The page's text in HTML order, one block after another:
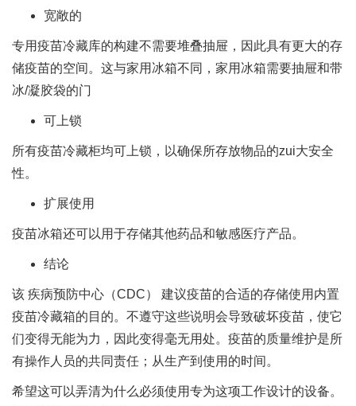
宽敞的
专用疫苗冷藏库的构建不需要堆叠抽屉，因此具有更大的存
储疫苗的空间。这与家用冰箱不同，家用冰箱需要抽屉和带
冰/凝胶袋的门
可上锁
所有疫苗冷藏柜均可上锁，以确保所存放物品的zui大安全
性。
扩展使用
疫苗冰箱还可以用于存储其他药品和敏感医疗产品。
结论
该 疾病预防中心（CDC） 建议疫苗的合适的存储使用内置
疫苗冷藏箱的目的。不遵守这些说明会导致破坏疫苗，使它
们变得无能为力，因此变得毫无用处。疫苗的质量维护是所
有操作人员的共同责任；从生产到使用的时间。
希望这可以弄清为什么必须使用专为这项工作设计的设备。